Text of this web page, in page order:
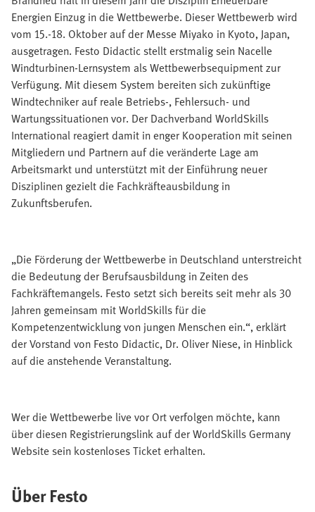
Energien Einzug in die Wettbewerbe. Dieser Wettbewerb wird
vom 15.-18. Oktober auf der Messe Miyako in Kyoto, Japan,
ausgetragen. Festo Didactic stellt erstmalig sein Nacelle
Windturbinen-Lernsystem als Wettbewerbsequipment zur
Verfügung. Mit diesem System bereiten sich zukünftige
Windtechniker auf reale Betriebs-, Fehlersuch- und
Wartungssituationen vor. Der Dachverband WorldSkills
International reagiert damit in enger Kooperation mit seinen
Mitgliedern und Partnern auf die veränderte Lage am
Arbeitsmarkt und unterstützt mit der Einführung neuer
Disziplinen gezielt die Fachkräfteausbildung in
Zukunftsberufen.
„Die Förderung der Wettbewerbe in Deutschland unterstreicht
die Bedeutung der Berufsausbildung in Zeiten des
Fachkräftemangels. Festo setzt sich bereits seit mehr als 30
Jahren gemeinsam mit WorldSkills für die
Kompetenzentwicklung von jungen Menschen ein.“, erklärt
der Vorstand von Festo Didactic, Dr. Oliver Niese, in Hinblick
auf die anstehende Veranstaltung.
Wer die Wettbewerbe live vor Ort verfolgen möchte, kann
über diesen Registrierungslink auf der WorldSkills Germany
Website sein kostenloses Ticket erhalten.
Über Festo